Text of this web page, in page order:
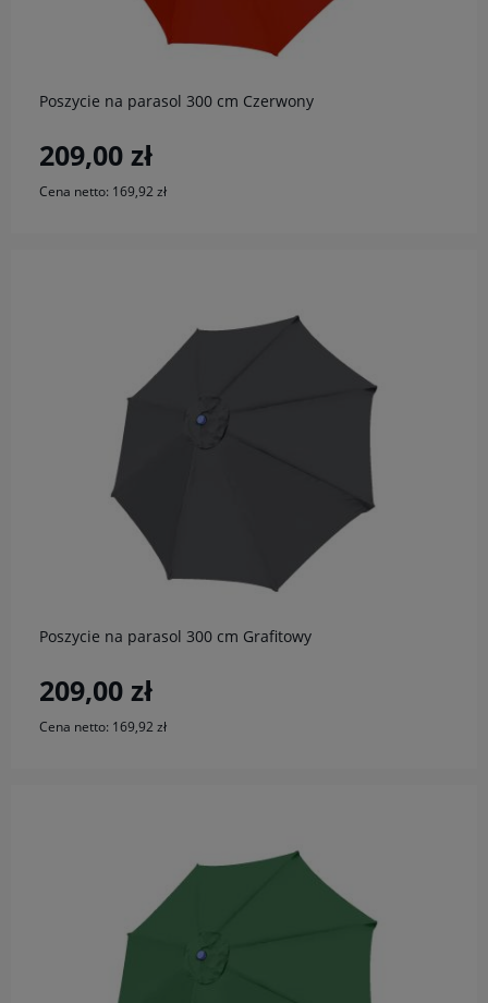
Poszycie na parasol 300 cm Czerwony
209,00 zł
Cena netto: 169,92 zł
Poszycie na parasol 300 cm Grafitowy
209,00 zł
Cena netto: 169,92 zł